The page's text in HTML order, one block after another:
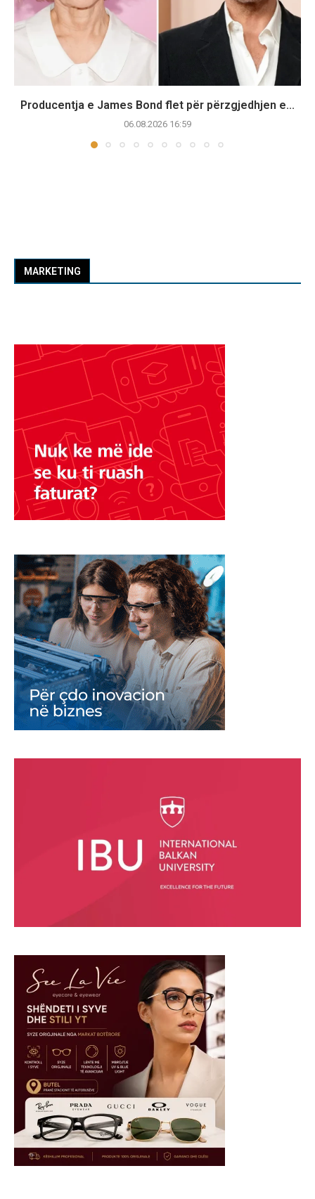
Producentja e James Bond flet për përzgjedhjen e...
06.08.2026 16:59
MARKETING